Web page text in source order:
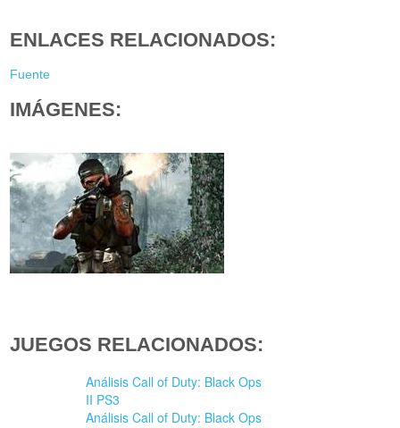
ENLACES RELACIONADOS:
Fuente
IMÁGENES:
JUEGOS RELACIONADOS:
Análisis Call of Duty: Black Ops
II PS3
Análisis Call of Duty: Black Ops